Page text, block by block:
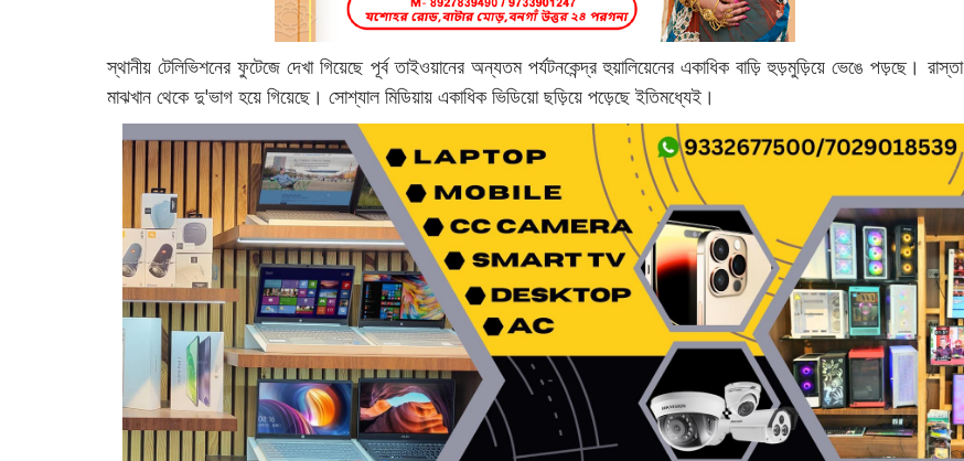
স্থানীয় টেলিভিশনের ফুটেজে দেখা গিয়েছে পূর্ব তাইওয়ানের অন্যতম পর্যটনকেন্দ্র হুয়ালিয়েনের একাধিক বাড়ি হুড়মুড়িয়ে ভেঙে পড়ছে। রাস্তা
মাঝখান থেকে দু'ভাগ হয়ে গিয়েছে। সোশ্যাল মিডিয়ায় একাধিক ভিডিয়ো ছড়িয়ে পড়েছে ইতিমধ্যেই।